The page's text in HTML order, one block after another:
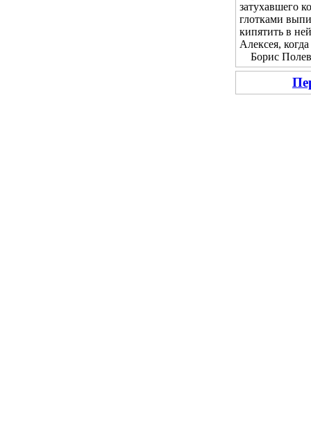
затухавшего
глотками
кипятить в
Алексея,
Борис